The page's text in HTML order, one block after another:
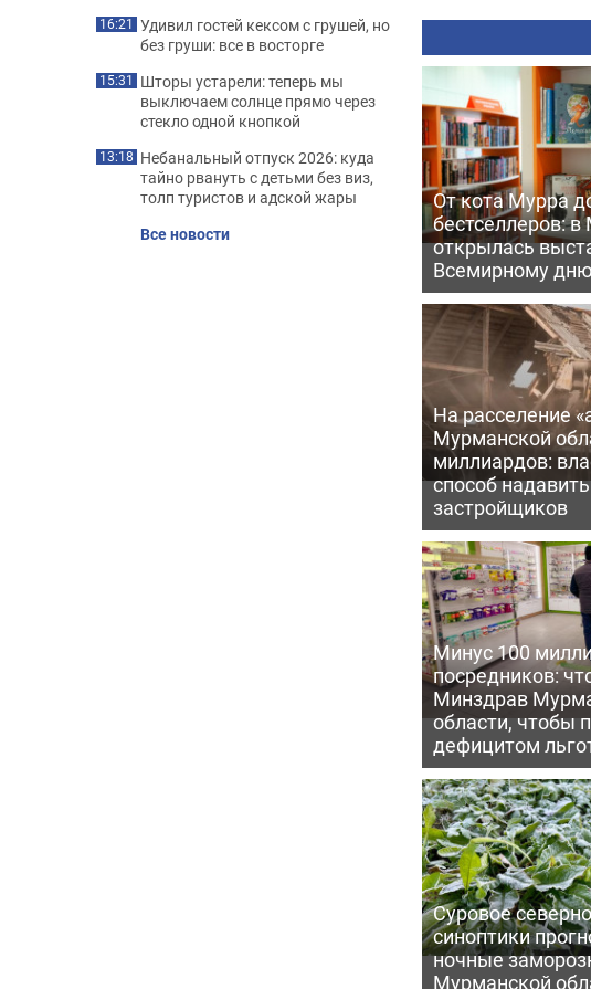
От кота Мурра
бестселлеров:
открылась
Всемирному
На расселение
Мурманской
миллиардов:
способ
застройщиков
Минус 100
посредников:
Минздрав
области, чтобы
дефицитом
Суровое
синоптики
ночные
Мурманской
16:21 Удивил гостей кексом с грушей, но
без груши: все в восторге
15:31 Шторы устарели: теперь мы
выключаем солнце прямо через
стекло одной кнопкой
13:18 Небанальный отпуск 2026: куда
тайно рвануть с детьми без виз,
толп туристов и адской жары
Все новости